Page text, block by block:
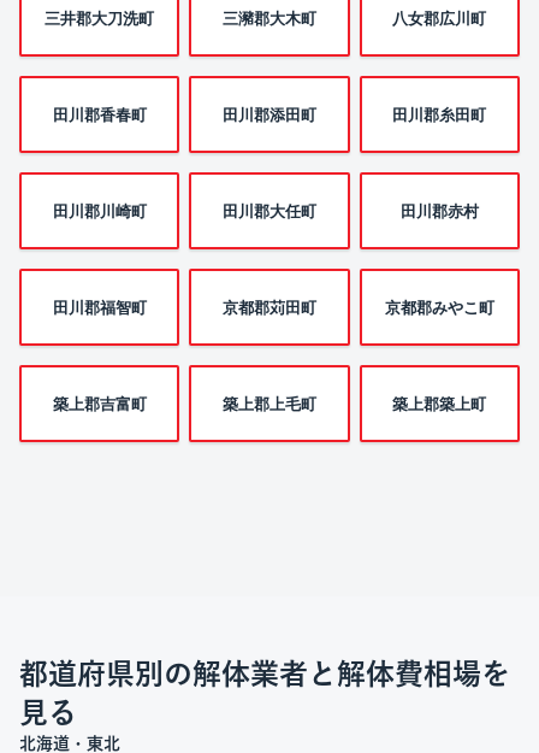
三井郡大刀洗町 三瀦郡大木町 八女郡広川町
田川郡香春町 田川郡添田町 田川郡糸田町
田川郡川崎町 田川郡大任町 田川郡赤村
田川郡福智町 京都郡苅田町 京都郡みやこ町
築上郡吉富町 築上郡上毛町 築上郡築上町
都道府県別の解体業者と解体費相場を
見る
北海道・東北